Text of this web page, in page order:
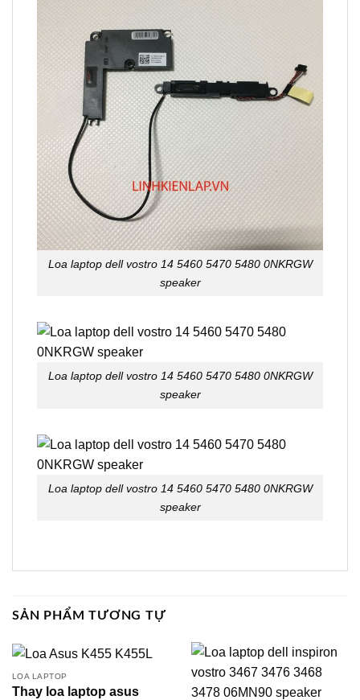
Loa laptop dell vostro 14 5460 5470 5480 0NKRGW
speaker
Loa laptop dell vostro 14 5460 5470 5480 0NKRGW
speaker
Loa laptop dell vostro 14 5460 5470 5480 0NKRGW
speaker
SẢN PHẨM TƯƠNG TỰ
LOA LAPTOP
Thay loa laptop asus